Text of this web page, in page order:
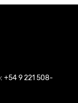
+54 9 221 508-